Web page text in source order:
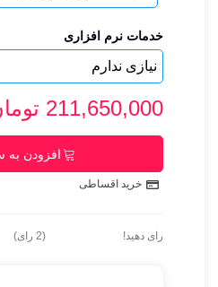
خدمات نرم افزاری
211,650,000 تومان
افزودن به
خرید اقساطی
رای دهید! (
2 رای)